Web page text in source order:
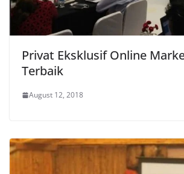
Privat Eksklusif Online
Terbaik
August 12, 2018